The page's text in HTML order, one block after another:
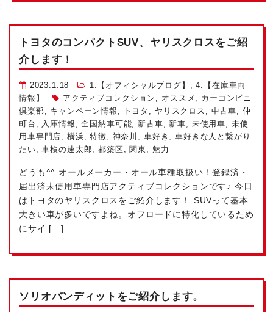
トヨタのコンパクトSUV、ヤリスクロスをご紹
介します！
2023.1.18 1.【オフィシャルブログ】 ,4.【在庫車両
情報】
アクティブコレクション オススメ
カーコンビニ
倶楽部
キャンペーン情報 トヨタ ヤリスクロス 中古車
仲
町台
入庫情報 ,全国納車可能 新古車 新車 未使用車
未使
用車専門店
横浜 ,特徴 神奈川 車好き ,車好きな人と繋がり
たい ,車検の速太郎 ,都築区 関東 魅力
どうも^^ オールメーカー・オール車種取扱い！登録済・
届出済未使用車専門店アクティブコレクションです♪ 今日
はトヨタのヤリスクロスをご紹介します！ SUVって基本
大きい車が多いですよね。オフロードに特化しているため
にサイ […]
ソリオバンディットをご紹介します。